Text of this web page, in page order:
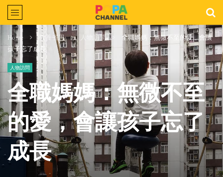
Home 教養省思 人物訪問
全職媽媽：無微不至的愛，會讓
孩子忘了成長
人物訪問
全職媽媽：無微不至
的愛，會讓孩子忘了
成長